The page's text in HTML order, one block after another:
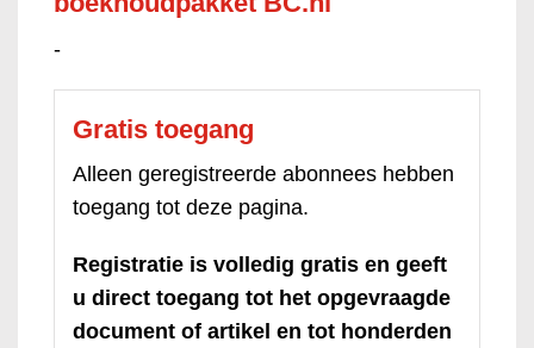
-
Gratis toegang
Alleen geregistreerde abonnees hebben
toegang tot deze pagina.
Registratie is volledig gratis en geeft
u direct toegang tot het opgevraagde
document of artikel en tot honderden